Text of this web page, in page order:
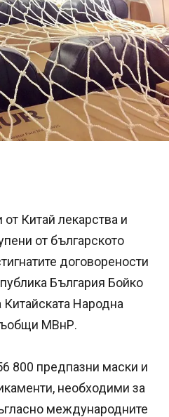
Китай лекарства и
от българското
договорености
България Бойко
Народна
МВнР.
800 предпазни маски и
необходими за
международните